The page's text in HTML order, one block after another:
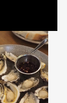
Cars